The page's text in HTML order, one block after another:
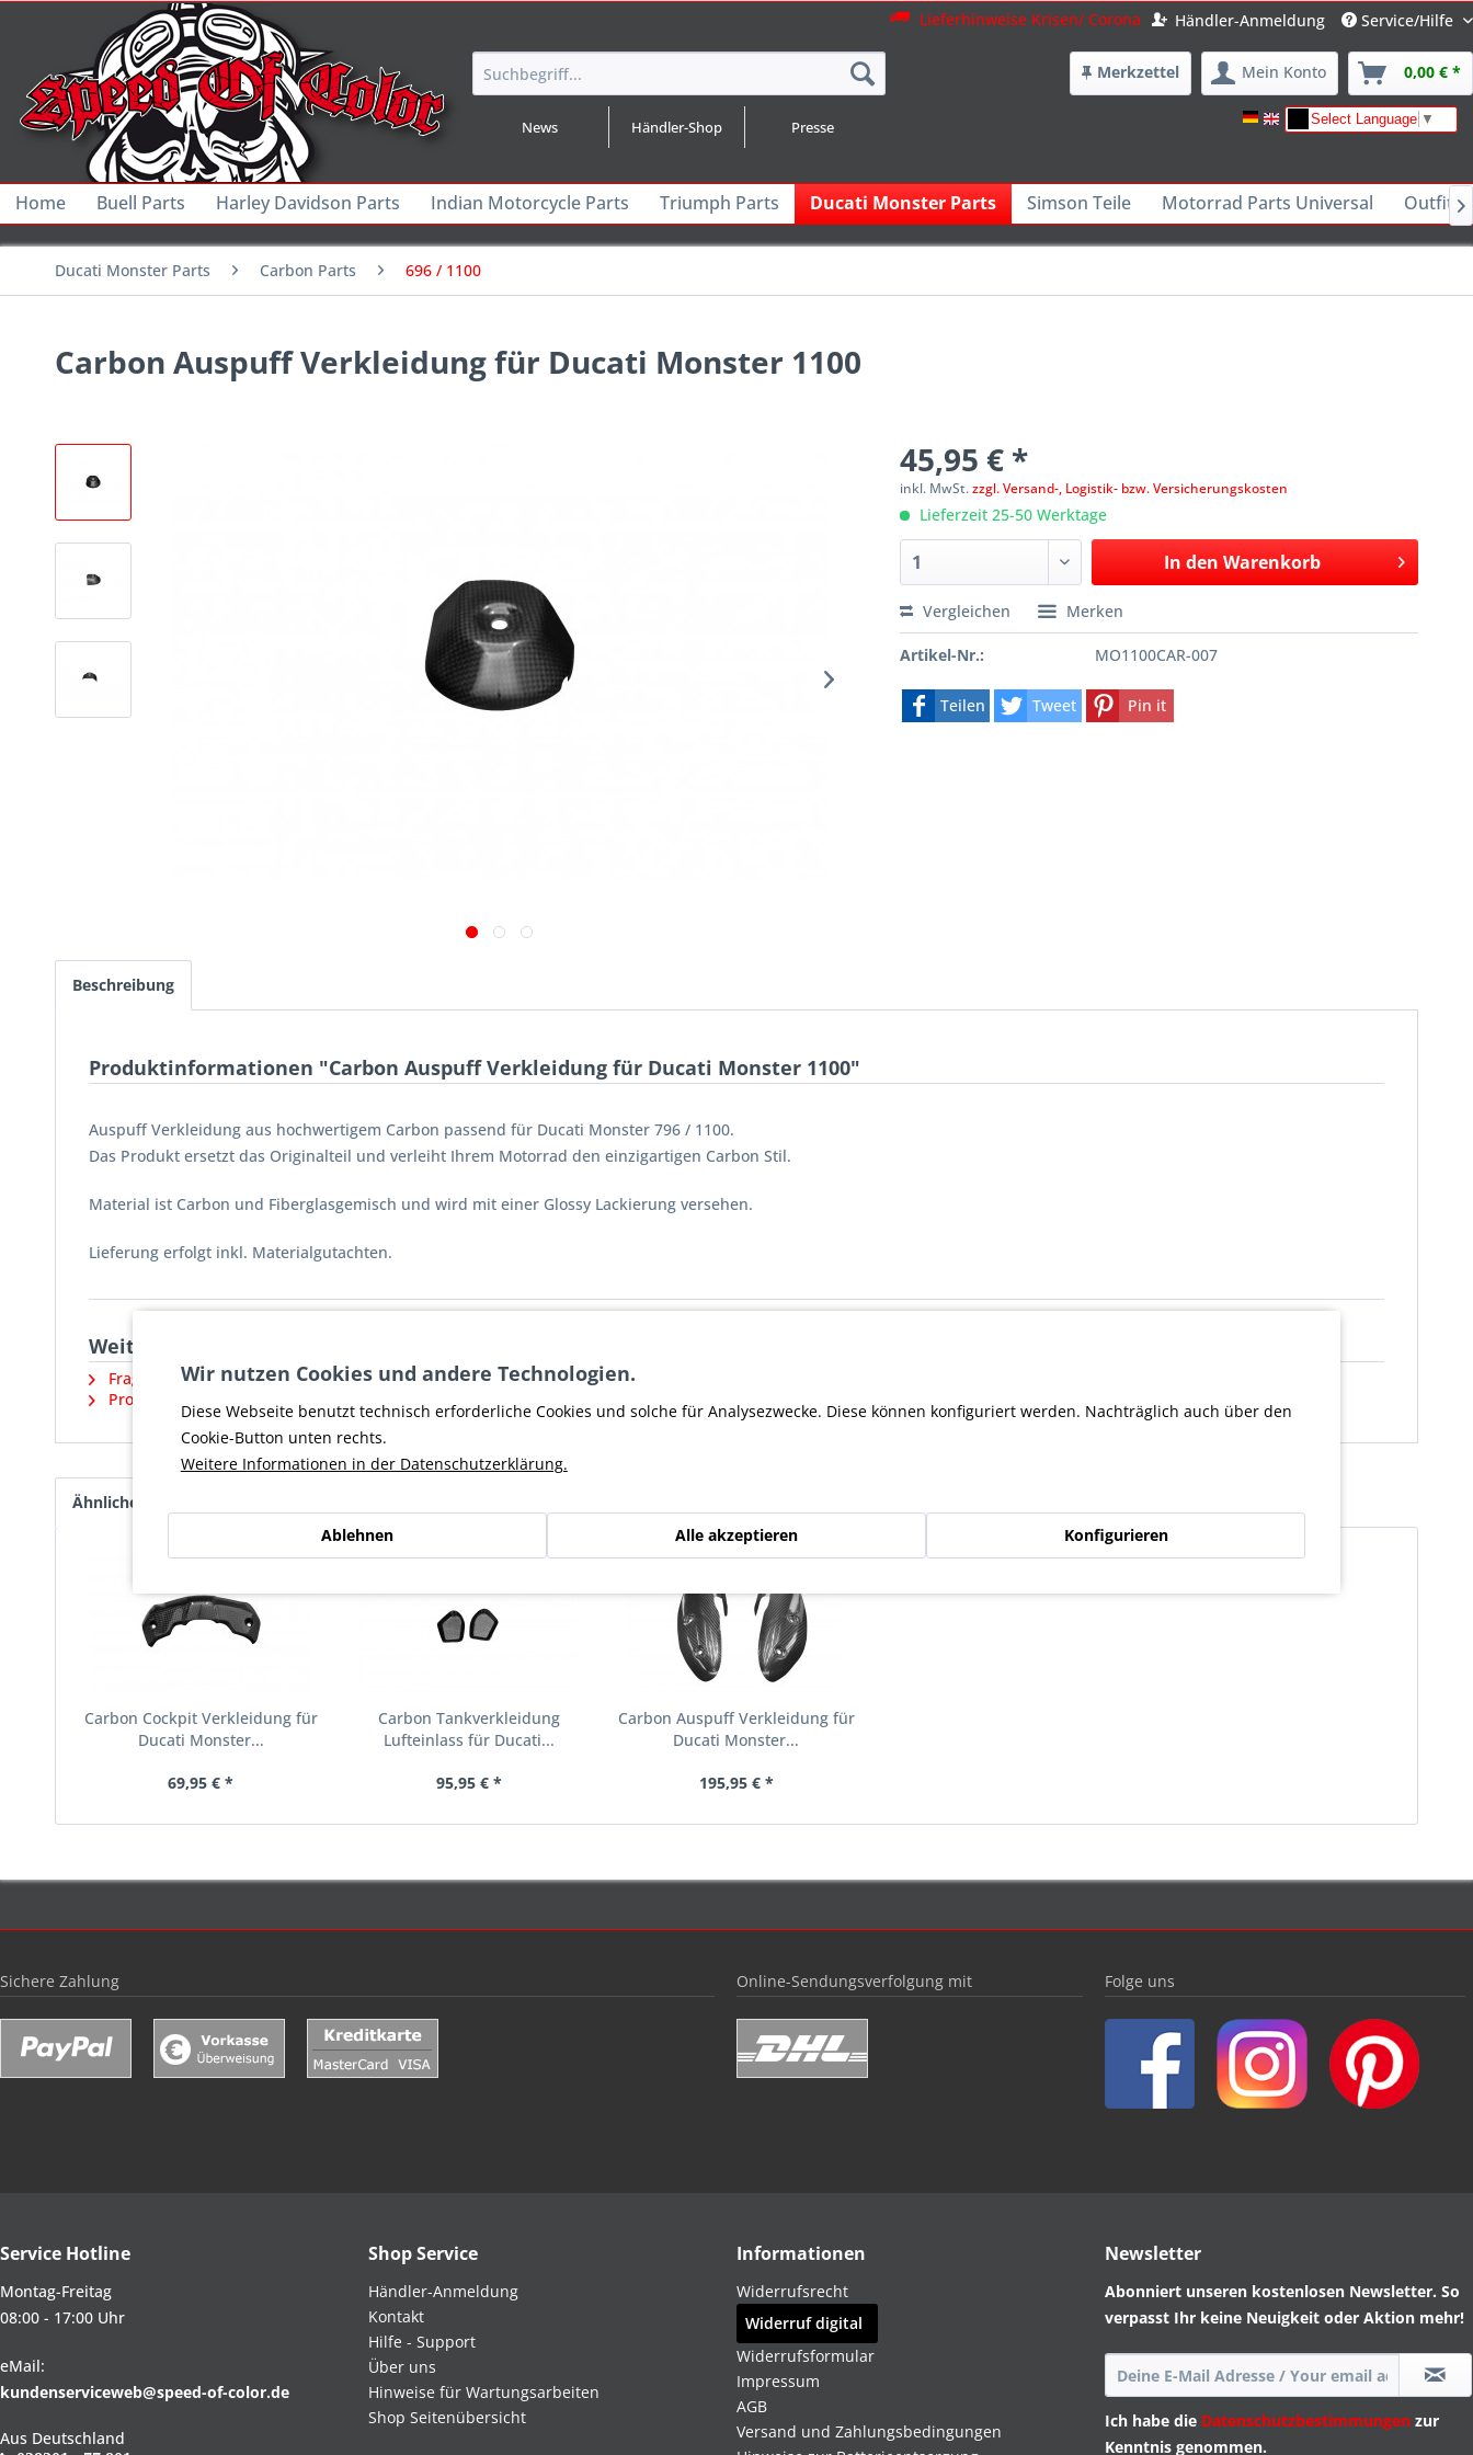
Lieferhinweise Krisen/ Corona Händler-Anmeldung Service/Hilfe
News Händler-Shop Presse
Merkzettel Mein Konto 0,00 € *
Select Language ▼
Home Buell Parts Harley Davidson Parts Indian Motorcycle Parts Triumph Parts Ducati Monster Parts Simson Teile Motorrad Parts Universal Outfits
Ducati Monster Parts Carbon Parts 696 / 1100
Carbon Auspuff Verkleidung für Ducati Monster 1100
45,95 € *
inkl. MwSt.zzgl. Versand-, Logistik- bzw. Versicherungskosten
Lieferzeit 25-50 Werktage
In den Warenkorb
Vergleichen Merken
Artikel-Nr.: MO1100CAR-007
Teilen Tweet Pin it
Beschreibung
Produktinformationen "Carbon Auspuff Verkleidung für Ducati Monster 1100"
Auspuff Verkleidung aus hochwertigem Carbon passend für Ducati Monster 796 / 1100.
Das Produkt ersetzt das Originalteil und verleiht Ihrem Motorrad den einzigartigen Carbon Stil.
Material ist Carbon und Fiberglasgemisch und wird mit einer Glossy Lackierung versehen.
Lieferung erfolgt inkl. Materialgutachten.
Weiterführende Links zu "Carbon Auspuff Verkleidung für Ducati Monster 1100"
Fragen zum Artikel?
Produktsicherheit und weitere Artikel vom Hersteller SOC
Ähnliche Artikel
Carbon Cockpit Verkleidung für
Ducati Monster...
69,95 € *
Carbon Tankverkleidung
Lufteinlass für Ducati...
95,95 € *
Carbon Auspuff Verkleidung für
Ducati Monster...
195,95 € *
Sichere Zahlung Online-Sendungsverfolgung mit Folge uns
Service Hotline
Montag-Freitag
08:00 - 17:00 Uhr
eMail:
kundenserviceweb@speed-of-color.de
Aus Deutschland
Shop Service
Händler-Anmeldung
Kontakt
Hilfe - Support
Über uns
Hinweise für Wartungsarbeiten
Shop Seitenübersicht
Informationen
Widerrufsrecht
Widerruf digital
Widerrufsformular
Impressum
AGB
Versand und Zahlungsbedingungen
Newsletter
Abonniert unseren kostenlosen Newsletter. So
verpasst Ihr keine Neuigkeit oder Aktion mehr!
Ich habe die Datenschutzbestimmungen zur
Kenntnis genommen.
Wir nutzen Cookies und andere Technologien.
Diese Webseite benutzt technisch erforderliche Cookies und solche für Analysezwecke. Diese können konfiguriert werden. Nachträglich auch über den
Cookie-Button unten rechts.
Weitere Informationen in der Datenschutzerklärung.
Ablehnen Alle akzeptieren Konfigurieren